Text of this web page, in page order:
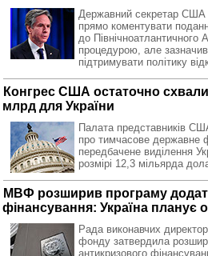
Державний секретар США
прямо коментувати
до
процедурою, але
підтримувати політику
Конгрес США остаточно
млрд для України
Палата представників
про тимчасове державне
передбачене виділення
розмірі 12,3 мільярда
МВФ розширив програму
фінансування: Україна планує
Рада виконавчих
фонду затвердила
антикризового